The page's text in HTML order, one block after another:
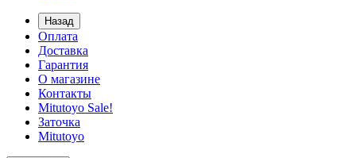
Назад
Оплата
Доставка
Гарантия
О магазине
Контакты
Mitutoyo Sale!
Заточка
Mitutoyo